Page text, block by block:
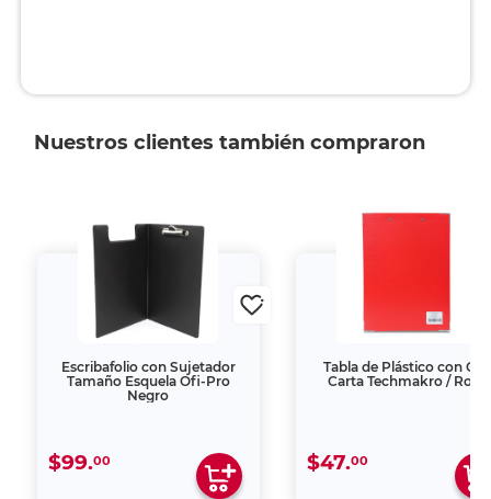
Nuestros clientes también compraron
Escribafolio con Sujetador
Tamaño Esquela Ofi-Pro
Negro
$99.00
Tabla de Plástico con Clip
Carta Techmakro / Rojo
$47.00